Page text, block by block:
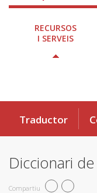
RECURSOS
I SERVEIS
Traductor
Diccionari
Compartiu